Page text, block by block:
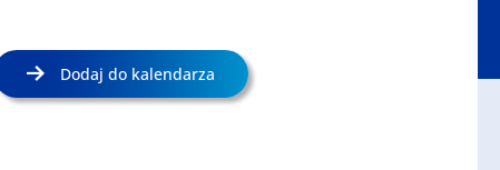
Dodaj do kalendarza